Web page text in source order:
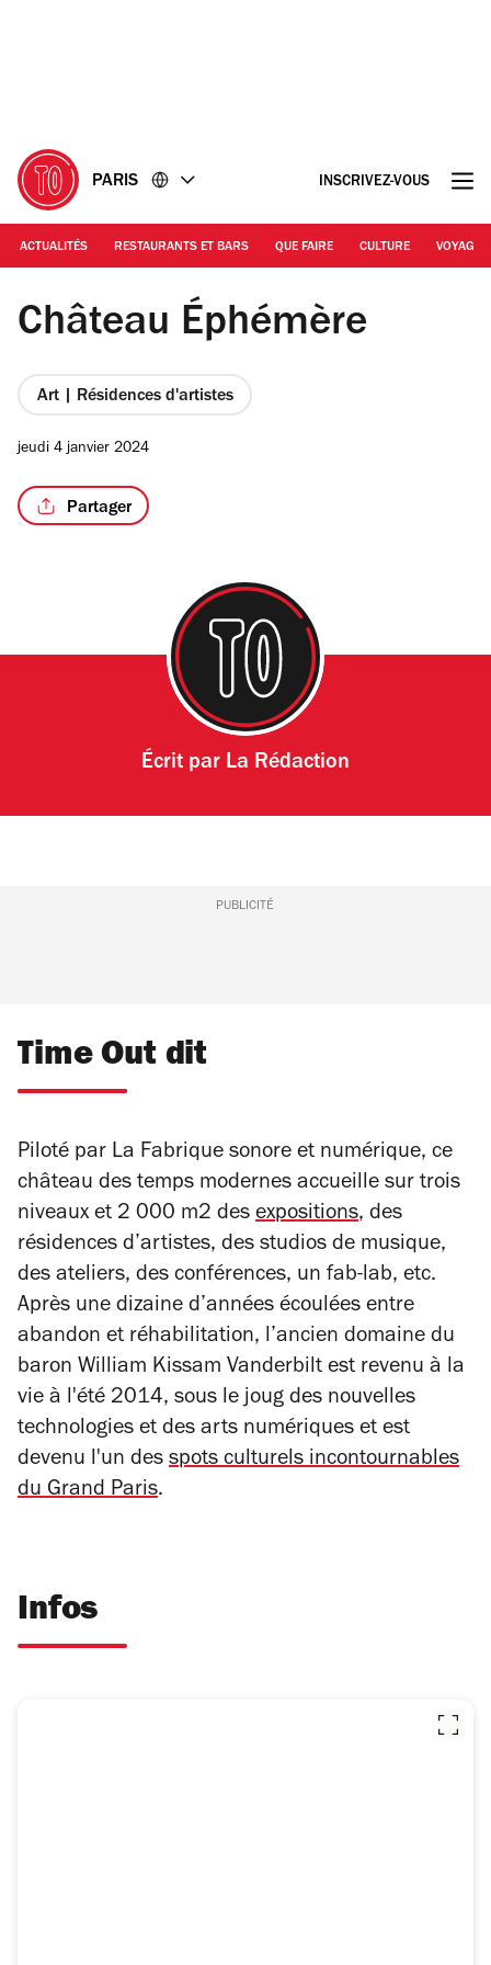
PARIS INSCRIVEZ-VOUS
ACTUALITÉS RESTAURANTS ET BARS QUE FAIRE CULTURE VOYAGE
© DCHAUVIN / Château Ephémère
Château Éphémère
Art | Résidences d'artistes
jeudi 4 janvier 2024
Partager
Écrit par La Rédaction
PUBLICITÉ
Time Out dit
Piloté par La Fabrique sonore et numérique, ce
château des temps modernes accueille sur trois
niveaux et 2 000 m2 des expositions, des
résidences d’artistes, des studios de musique,
des ateliers, des conférences, un fab-lab, etc.
Après une dizaine d’années écoulées entre
abandon et réhabilitation, l’ancien domaine du
baron William Kissam Vanderbilt est revenu à la
vie à l'été 2014, sous le joug des nouvelles
technologies et des arts numériques et est
devenu l'un des spots culturels incontournables
du Grand Paris.
Infos